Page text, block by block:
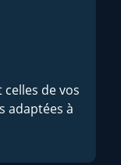
de vos
adaptées à